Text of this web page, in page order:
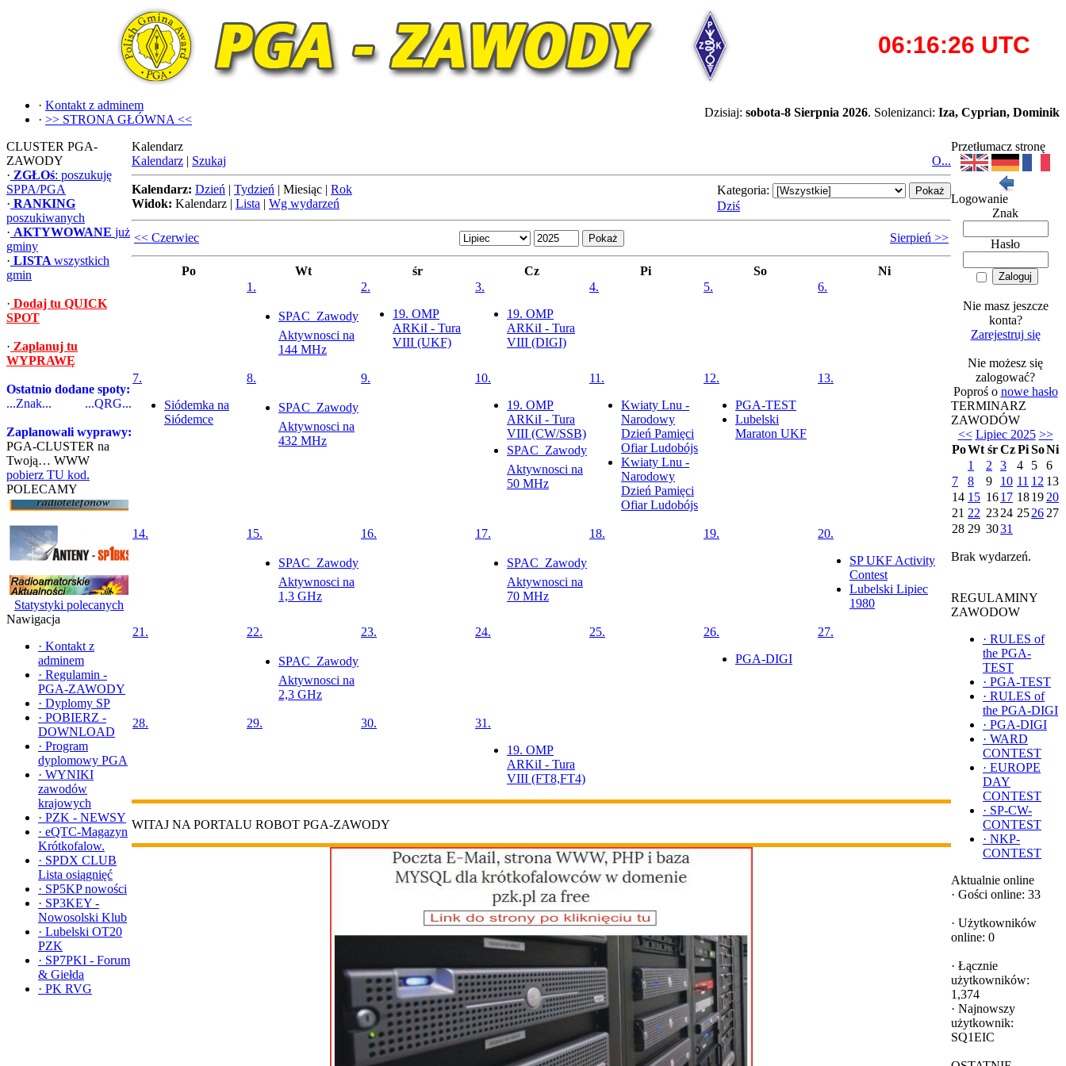
· Kontakt z adminem
· >> STRONA GŁÓWNA <<
Dzisiaj: sobota-8 Sierpnia 2026. Solenizanci: Iza, Cyprian, Dominik
CLUSTER PGA-
ZAWODY
· ZGŁOś: poszukuję
SPPA/PGA
· RANKING
poszukiwanych
· AKTYWOWANE już
gminy
· LISTA wszystkich
gmin
· Dodaj tu QUICK
SPOT
· Zaplanuj tu
WYPRAWĘ
Ostatnio dodane spoty:
...Znak...
...QRG...
Zaplanowali wyprawy:
PGA-CLUSTER na
Twoją… WWW
pobierz TU kod.
POLECAMY
Statystyki polecanych
Nawigacja
· Kontakt z
adminem
· Regulamin -
PGA-ZAWODY
· Dyplomy SP
· POBIERZ -
DOWNLOAD
· Program
dyplomowy PGA
· WYNIKI
zawodów
krajowych
· PZK - NEWSY
· eQTC-Magazyn
Krótkofalow.
· SPDX CLUB
Lista osiągnięć
· SP5KP nowości
· SP3KEY -
Nowosolski Klub
· Lubelski OT20
PZK
· SP7PKI - Forum
& Giełda
· PK RVG
Kalendarz
Kalendarz | Szukaj O...
Kalendarz: Dzień | Tydzień | Miesiąc | Rok
Widok: Kalendarz | Lista | Wg wydarzeń
Kategoria:
Dziś
<< Czerwiec Sierpień >>
Po Wt śr Cz Pi So
Ni
1.
SPAC  Zawody
Aktywnosci na
144 MHz
2.
19. OMP
ARKiI - Tura
VIII (UKF)
3.
19. OMP
ARKiI - Tura
VIII (DIGI)
4. 5. 6.
7.
Siódemka na
Siódemce
8.
SPAC  Zawody
Aktywnosci na
432 MHz
9.
10.
19. OMP
ARKiI - Tura
VIII (CW/SSB)
SPAC  Zawody
Aktywnosci na
50 MHz
11.
Kwiaty Lnu -
Narodowy
Dzień Pamięci
Ofiar Ludobójs
Kwiaty Lnu -
Narodowy
Dzień Pamięci
Ofiar Ludobójs
12.
PGA-TEST
Lubelski
Maraton UKF
13.
14. 15.
SPAC  Zawody
Aktywnosci na
1,3 GHz
16. 17.
SPAC  Zawody
Aktywnosci na
70 MHz
18. 19.
20.
SP UKF Activity
Contest
Lubelski Lipiec
1980
21. 22.
SPAC  Zawody
Aktywnosci na
2,3 GHz
23. 24. 25.
26.
PGA-DIGI
27.
28. 29. 30.
31.
19. OMP
ARKiI - Tura
VIII (FT8,FT4)
WITAJ NA PORTALU ROBOT PGA-ZAWODY
Przetłumacz stronę
Logowanie
Znak
Hasło
Nie masz jeszcze
konta?
Zarejestruj się
Nie możesz się
zalogować?
Poproś o nowe hasło
TERMINARZ
ZAWODÓW
<< Lipiec 2025 >>
PoWt śr CzPiSoNi
1
2 3 4 5
6
7
8 9 10 11 12 13
14 15 1617 1819 20
21 22 2324 2526 27
28 29 3031
Brak wydarzeń.
REGULAMINY
ZAWODOW
· RULES of
the PGA-
TEST
· PGA-TEST
· RULES of
the PGA-DIGI
· PGA-DIGI
· WARD
CONTEST
· EUROPE
DAY
CONTEST
· SP-CW-
CONTEST
· NKP-
CONTEST
Aktualnie online
· Gości online: 33
· Użytkowników
online: 0
· Łącznie
użytkowników:
1,374
· Najnowszy
użytkownik:
SQ1EIC